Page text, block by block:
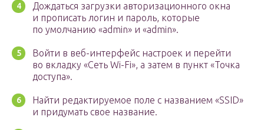
Дождаться загрузки авторизационного окна
и прописать логин и пароль, которые
по умолчанию «admin» и «admin».
Войти в веб-интерфейс настроек и перейти
во вкладку «Сеть Wi-Fi», а затем в пункт «Точка
доступа».
Найти редактируемое поле с названием «SSID»
и придумать свое название.